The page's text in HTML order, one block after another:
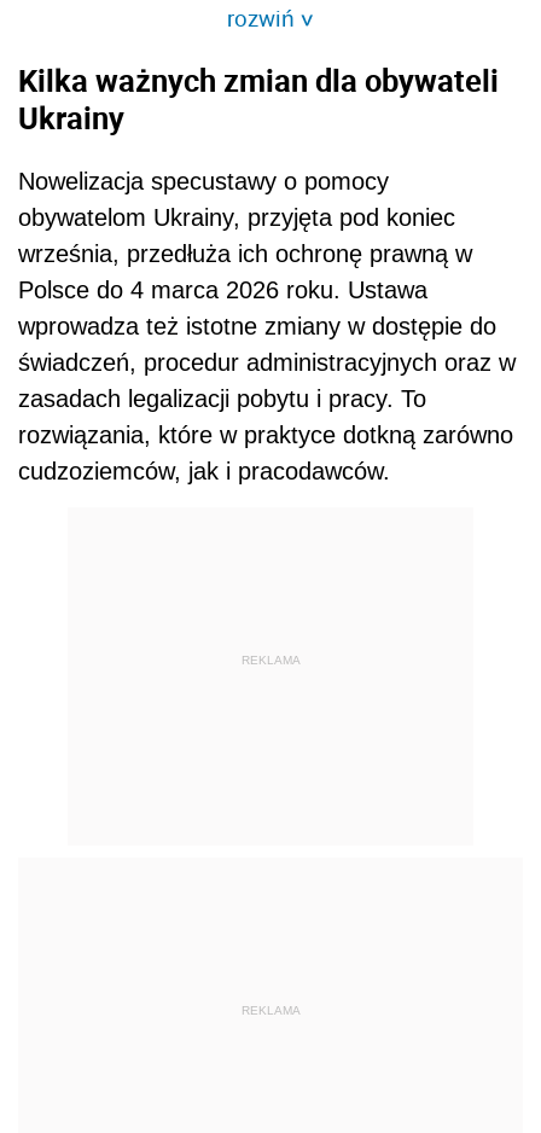
rozwiń>
Kilka ważnych zmian dla obywateli
Ukrainy
Nowelizacja specustawy o pomocy
obywatelom Ukrainy, przyjęta pod koniec
września, przedłuża ich ochronę prawną w
Polsce do 4 marca 2026 roku. Ustawa
wprowadza też istotne zmiany w dostępie do
świadczeń, procedur administracyjnych oraz w
zasadach legalizacji pobytu i pracy. To
rozwiązania, które w praktyce dotkną zarówno
cudzoziemców, jak i pracodawców.
REKLAMA
REKLAMA